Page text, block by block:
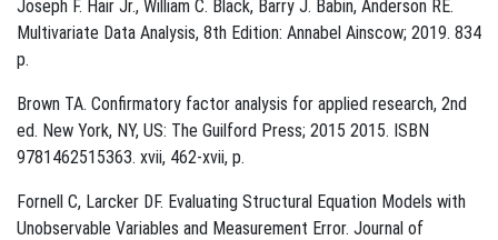
Joseph F. Hair Jr., William C. Black, Barry J. Babin, Anderson RE.
Multivariate Data Analysis, 8th Edition: Annabel Ainscow; 2019. 834
p.
Brown TA. Confirmatory factor analysis for applied research, 2nd
ed. New York, NY, US: The Guilford Press; 2015 2015. ISBN
9781462515363. xvii, 462-xvii, p.
Fornell C, Larcker DF. Evaluating Structural Equation Models with
Unobservable Variables and Measurement Error. Journal of